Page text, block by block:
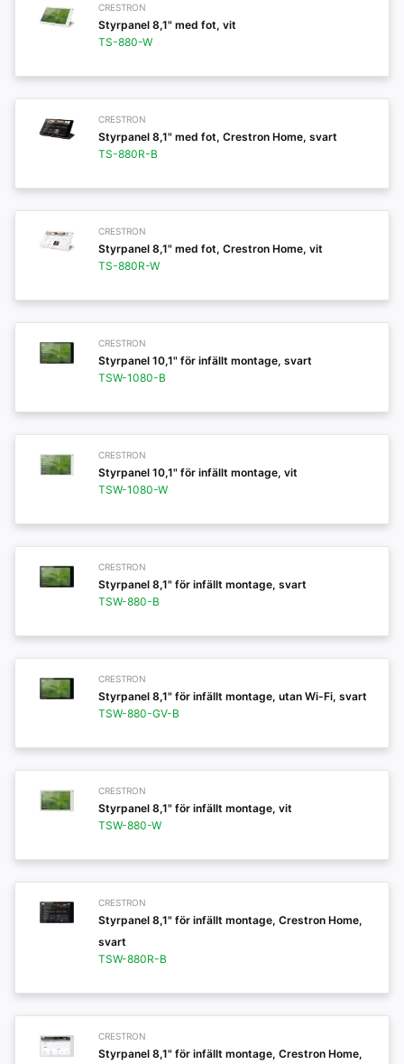
CRESTRON
Styrpanel 8,1" med fot, vit
TS-880-W
CRESTRON
Styrpanel 8,1" med fot, Crestron Home, svart
TS-880R-B
CRESTRON
Styrpanel 8,1" med fot, Crestron Home, vit
TS-880R-W
CRESTRON
Styrpanel 10,1" för infällt montage, svart
TSW-1080-B
CRESTRON
Styrpanel 10,1" för infällt montage, vit
TSW-1080-W
CRESTRON
Styrpanel 8,1" för infällt montage, svart
TSW-880-B
CRESTRON
Styrpanel 8,1" för infällt montage, utan Wi-Fi, svart
TSW-880-GV-B
CRESTRON
Styrpanel 8,1" för infällt montage, vit
TSW-880-W
CRESTRON
Styrpanel 8,1" för infällt montage, Crestron Home,
svart
TSW-880R-B
CRESTRON
Styrpanel 8,1" för infällt montage, Crestron Home,